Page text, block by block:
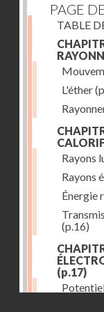
PAGE
TABLE
L'éther
Rayons
Rayons
Énergie
(p.16)
(p.17)